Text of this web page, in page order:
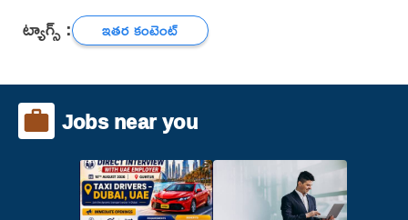
ట్యాగ్స్ : ఇతర కంటెంట్
Jobs near you